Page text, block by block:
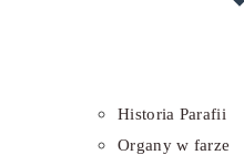
Historia Parafii
Organy w farze